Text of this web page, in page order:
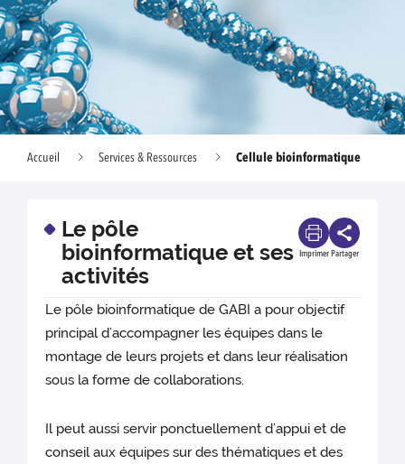
Accueil Services & Ressources Cellule bioinformatique
Le pôle
bioinformatique et ses
activités
Imprimer Partager
Le pôle bioinformatique de GABI a pour objectif
principal d’accompagner les équipes dans le
montage de leurs projets et dans leur réalisation
sous la forme de collaborations.
Il peut aussi servir ponctuellement d’appui et de
conseil aux équipes sur des thématiques et des